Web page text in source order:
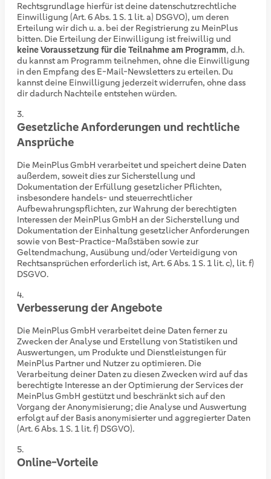
Rechtsgrundlage hierfür ist deine datenschutzrechtliche
Einwilligung (Art. 6 Abs. 1 S. 1 lit. a) DSGVO), um deren
Erteilung wir dich u. a. bei der Registrierung zu MeinPlus
bitten. Die Erteilung der Einwilligung ist freiwillig und
keine Voraussetzung für die Teilnahme am Programm, d.h.
du kannst am Programm teilnehmen, ohne die Einwilligung
in den Empfang des E-Mail-Newsletters zu erteilen. Du
kannst deine Einwilligung jederzeit widerrufen, ohne dass
dir dadurch Nachteile entstehen würden.
Gesetzliche Anforderungen und rechtliche
Ansprüche
Die MeinPlus GmbH verarbeitet und speichert deine Daten
außerdem, soweit dies zur Sicherstellung und
Dokumentation der Erfüllung gesetzlicher Pflichten,
insbesondere handels- und steuerrechtlicher
Aufbewahrungspflichten, zur Wahrung der berechtigten
Interessen der MeinPlus GmbH an der Sicherstellung und
Dokumentation der Einhaltung gesetzlicher Anforderungen
sowie von Best-Practice-Maßstäben sowie zur
Geltendmachung, Ausübung und/oder Verteidigung von
Rechtsansprüchen erforderlich ist, Art. 6 Abs. 1 S. 1 lit. c), lit. f)
DSGVO.
Verbesserung der Angebote
Die MeinPlus GmbH verarbeitet deine Daten ferner zu
Zwecken der Analyse und Erstellung von Statistiken und
Auswertungen, um Produkte und Dienstleistungen für
MeinPlus Partner und Nutzer zu optimieren. Die
Verarbeitung deiner Daten zu diesen Zwecken wird auf das
berechtigte Interesse an der Optimierung der Services der
MeinPlus GmbH gestützt und beschränkt sich auf den
Vorgang der Anonymisierung; die Analyse und Auswertung
erfolgt auf der Basis anonymisierter und aggregierter Daten
(Art. 6 Abs. 1 S. 1 lit. f) DSGVO).
Online-Vorteile